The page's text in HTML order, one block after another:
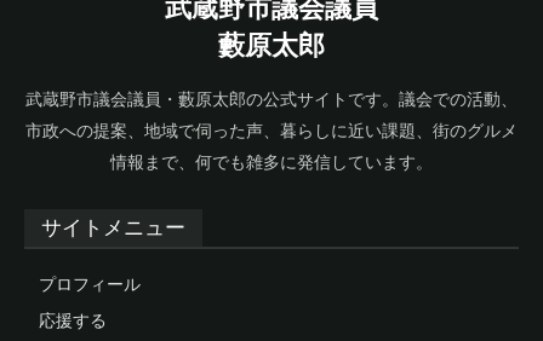
武蔵野市議会議員
藪原太郎
武蔵野市議会議員・藪原太郎の公式サイトです。議会での活動、
市政への提案、地域で伺った声、暮らしに近い課題、街のグルメ
情報まで、何でも雑多に発信しています。
サイトメニュー
プロフィール
応援する